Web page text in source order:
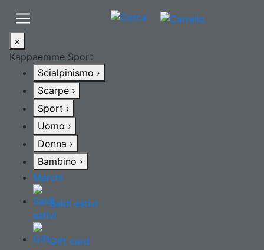
×
Kappaemme Sport
Scialpinismo ›
Scarpe ›
Sport ›
Uomo ›
Donna ›
Bambino ›
Marchi
Saldi estivi
Gift card